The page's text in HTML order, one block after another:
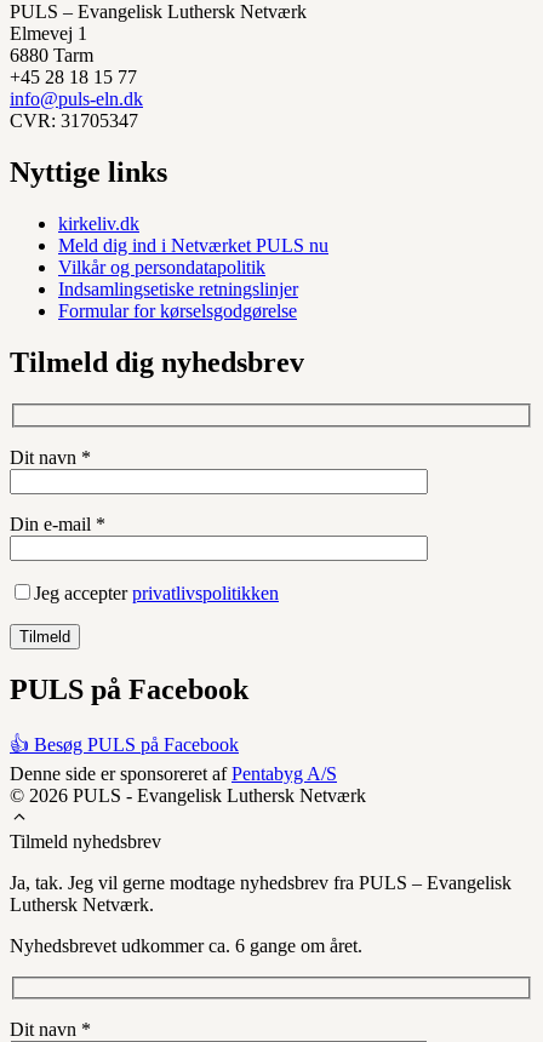
PULS – Evangelisk Luthersk Netværk
Elmevej 1
6880 Tarm
+45 28 18 15 77
info@puls-eln.dk
CVR: 31705347
Nyttige links
kirkeliv.dk
Meld dig ind i Netværket PULS nu
Vilkår og persondatapolitik
Indsamlingsetiske retningslinjer
Formular for kørselsgodgørelse
Tilmeld dig nyhedsbrev
Dit navn *
Din e-mail *
Jeg accepterprivatlivspolitikken
PULS på Facebook
👍 Besøg PULS på Facebook
Denne side er sponsoreret afPentabyg A/S
© 2026 PULS - Evangelisk Luthersk Netværk
Tilmeld nyhedsbrev
Ja, tak. Jeg vil gerne modtage nyhedsbrev fra PULS – Evangelisk
Luthersk Netværk.
Nyhedsbrevet udkommer ca. 6 gange om året.
Dit navn *